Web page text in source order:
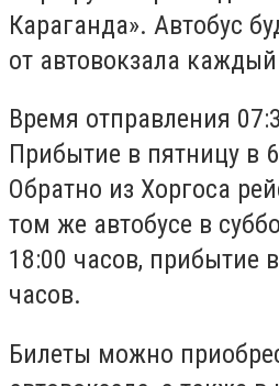
Караганда». Автобус
от автовокзала каждый
Время отправления
Прибытие в пятницу в
Обратно из Хоргоса
том же автобусе в
18:00 часов, прибытие
часов.
Билеты можно